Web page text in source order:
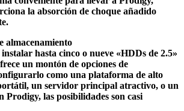
la absorción de choque añadido
almacenamiento
hasta cinco o nueve «HDDs de 2.5»
un montón de opciones de
como una plataforma de alto
un servidor principal atractivo, o un
Prodigy, las posibilidades son casi